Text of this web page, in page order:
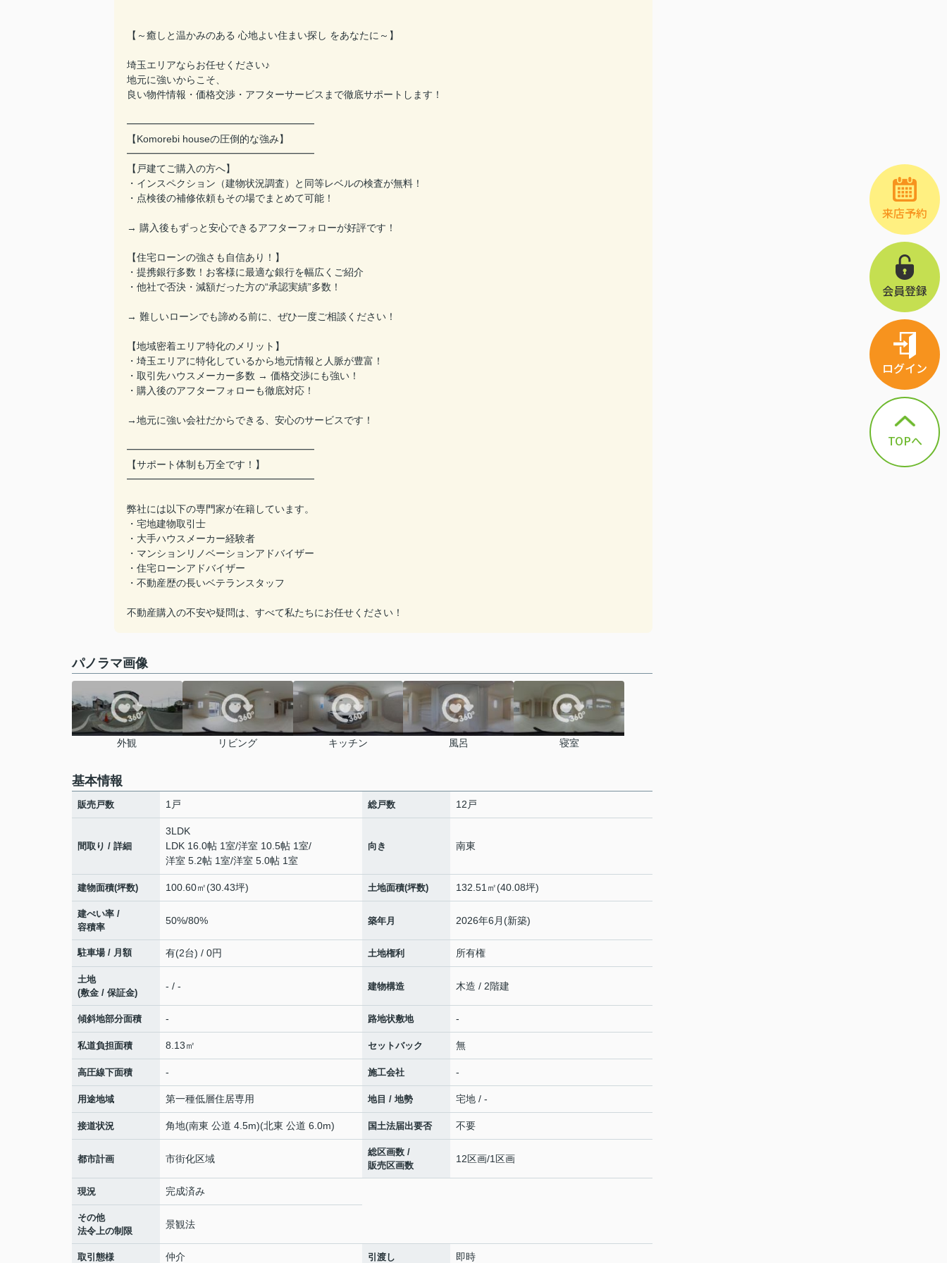
来店予約
会員登録
ログイン
TOPへ
【～癒しと温かみのある 心地よい住まい探し をあなたに～】
埼玉エリアならお任せください♪
地元に強いからこそ、
良い物件情報・価格交渉・アフターサービスまで徹底サポートします！
━━━━━━━━━━━━━━━━━━━
【Komorebi houseの圧倒的な強み】
━━━━━━━━━━━━━━━━━━━
【戸建てご購入の方へ】
・インスペクション（建物状況調査）と同等レベルの検査が無料！
・点検後の補修依頼もその場でまとめて可能！
→ 購入後もずっと安心できるアフターフォローが好評です！
【住宅ローンの強さも自信あり！】
・提携銀行多数！お客様に最適な銀行を幅広くご紹介
・他社で否決・減額だった方の“承認実績”多数！
→ 難しいローンでも諦める前に、ぜひ一度ご相談ください！
【地域密着エリア特化のメリット】
・埼玉エリアに特化しているから地元情報と人脈が豊富！
・取引先ハウスメーカー多数 → 価格交渉にも強い！
・購入後のアフターフォローも徹底対応！
→地元に強い会社だからできる、安心のサービスです！
━━━━━━━━━━━━━━━━━━━
【サポート体制も万全です！】
━━━━━━━━━━━━━━━━━━━
弊社には以下の専門家が在籍しています。
・宅地建物取引士
・大手ハウスメーカー経験者
・マンションリノベーションアドバイザー
・住宅ローンアドバイザー
・不動産歴の長いベテランスタッフ
不動産購入の不安や疑問は、すべて私たちにお任せください！
パノラマ画像
外観 リビング キッチン 風呂 寝室
基本情報
販売戸数 1戸 総戸数 12戸
間取り / 詳細
3LDK
LDK 16.0帖 1室/洋室 10.5帖 1室/
洋室 5.2帖 1室/洋室 5.0帖 1室
向き 南東
建物面積(坪数) 100.60㎡(30.43坪) 土地面積(坪数) 132.51㎡(40.08坪)
建ぺい率 /
容積率
50%/80% 築年月 2026年6月(新築)
駐車場 / 月額 有(2台) / 0円 土地権利 所有権
土地
(敷金 / 保証金)
- / - 建物構造 木造 / 2階建
傾斜地部分面積 - 路地状敷地 -
私道負担面積 8.13㎡ セットバック 無
高圧線下面積 - 施工会社 -
用途地域 第一種低層住居専用 地目 / 地勢 宅地 / -
接道状況 角地(南東 公道 4.5m)(北東 公道 6.0m) 国土法届出要否 不要
都市計画 市街化区域
総区画数 /
販売区画数
12区画/1区画
現況 完成済み
その他
法令上の制限
景観法
取引態様 仲介 引渡し 即時